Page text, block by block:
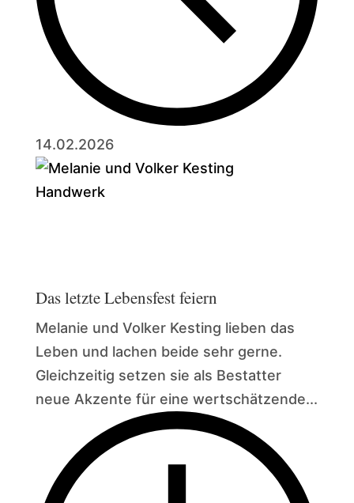
14.02.2026
Handwerk
Das letzte Lebensfest feiern
Melanie und Volker Kesting lieben das
Leben und lachen beide sehr gerne.
Gleichzeitig setzen sie als Bestatter
neue Akzente für eine wertschätzende...